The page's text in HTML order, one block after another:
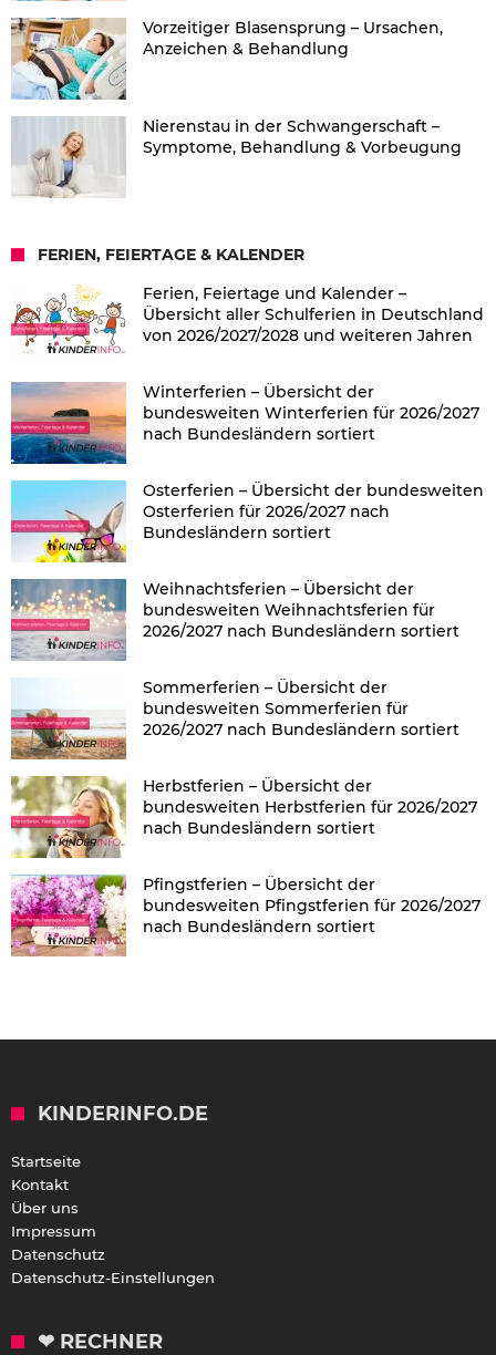
Vorzeitiger Blasensprung – Ursachen,
Anzeichen & Behandlung
Nierenstau in der Schwangerschaft –
Symptome, Behandlung & Vorbeugung
FERIEN, FEIERTAGE & KALENDER
Ferien, Feiertage und Kalender –
Übersicht aller Schulferien in Deutschland
von 2026/2027/2028 und weiteren Jahren
Winterferien – Übersicht der
bundesweiten Winterferien für 2026/2027
nach Bundesländern sortiert
Osterferien – Übersicht der bundesweiten
Osterferien für 2026/2027 nach
Bundesländern sortiert
Weihnachtsferien – Übersicht der
bundesweiten Weihnachtsferien für
2026/2027 nach Bundesländern sortiert
Sommerferien – Übersicht der
bundesweiten Sommerferien für
2026/2027 nach Bundesländern sortiert
Herbstferien – Übersicht der
bundesweiten Herbstferien für 2026/2027
nach Bundesländern sortiert
Pfingstferien – Übersicht der
bundesweiten Pfingstferien für 2026/2027
nach Bundesländern sortiert
KINDERINFO.DE
Startseite
Kontakt
Über uns
Impressum
Datenschutz
Datenschutz-Einstellungen
❤ RECHNER